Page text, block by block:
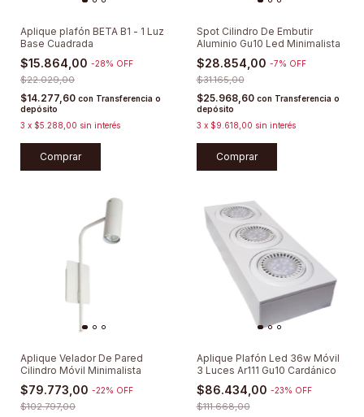
Aplique plafón BETA B1 - 1 Luz
Base Cuadrada
$15.864,00 -28% OFF
$22.029,00
$14.277,60 con Transferencia o
depósito
3 x $5.288,00 sin interés
Comprar
Spot Cilindro De Embutir
Aluminio Gu10 Led Minimalista
$28.854,00 -7% OFF
$31.165,00
$25.968,60 con Transferencia o
depósito
3 x $9.618,00 sin interés
Comprar
Aplique Velador De Pared
Cilindro Móvil Minimalista
$79.773,00 -22% OFF
$102.797,00
Aplique Plafón Led 36w Móvil
3 Luces Ar111 Gu10 Cardánico
$86.434,00 -23% OFF
$111.668,00